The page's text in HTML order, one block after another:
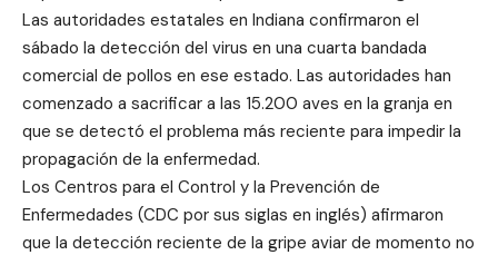
Las autoridades estatales en Indiana confirmaron el
sábado la detección del virus en una cuarta bandada
comercial de pollos en ese estado. Las autoridades han
comenzado a sacrificar a las 15.200 aves en la granja en
que se detectó el problema más reciente para impedir la
propagación de la enfermedad.
Los Centros para el Control y la Prevención de
Enfermedades (CDC por sus siglas en inglés) afirmaron
que la detección reciente de la gripe aviar de momento no